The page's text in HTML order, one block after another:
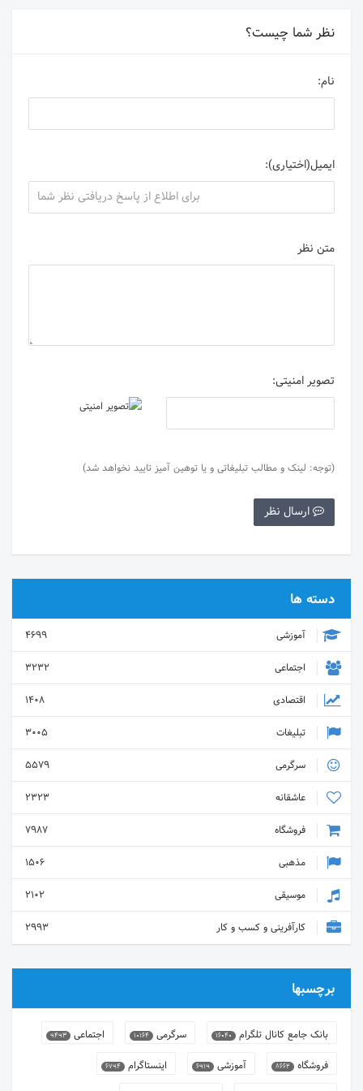
نظر شما چیست؟
نام:
ایمیل(اختیاری):
متن نظر
تصویر امنیتی:
(توجه: لینک و مطالب تبلیغاتی و یا توهین آمیز تایید نخواهد شد)
دسته ها
آموزشی
4699
اجتماعی
3232
اقتصادی
1408
تبلیغات
3005
سرگرمی
5579
عاشقانه
2323
فروشگاه
7987
مذهبی
1506
موسیقی
2102
کارآفرینی و کسب و کار
2993
برچسبها
بانک جامع کانال تلگرام 16040 سرگرمی 10164 اجتماعی 9493
فروشگاه 8662 آموزشی 6919 اینستاگرام 6794